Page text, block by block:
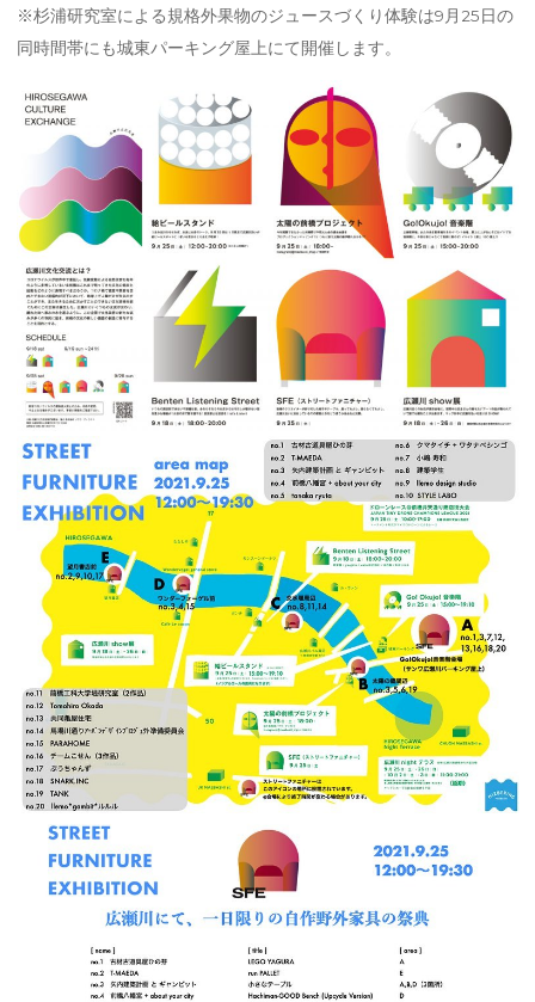
※杉浦研究室による規格外果物のジュースづくり体験は9月25日の
同時間帯にも城東パーキング屋上にて開催します。